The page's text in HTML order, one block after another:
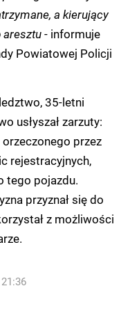
a kierujący
aresztu- informuje
Powiatowej Policji
35-letni
usłyszał zarzuty:
przez
rejestracyjnych,
tego pojazdu.
przyznał się do
z możliwości